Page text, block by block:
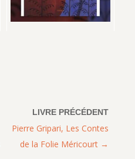
Pierre Gripari, Les Contes
de la Folie Méricourt